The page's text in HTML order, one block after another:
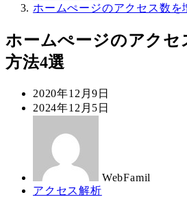
ホームぺージのアクセス数を
ホームぺージのアクセ
方法4選
投
稿
2020年12月9日
更
2024年12月5日
WebFamil
カ
アクセス解析